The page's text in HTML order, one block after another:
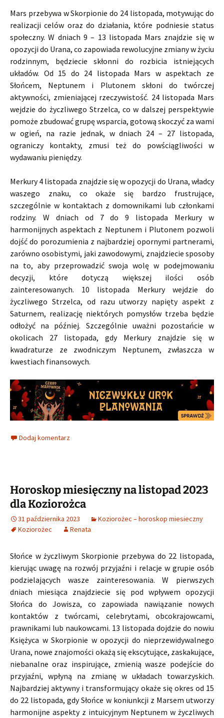
Mars przebywa w Skorpionie do 24 listopada, motywując do
realizacji celów oraz do działania, które podniesie status
społeczny. W dniach 9 – 13 listopada Mars znajdzie się w
opozycji do Urana, co zapowiada rewolucyjne zmiany w życiu
rodzinnym, będziecie skłonni do rozbicia istniejących
układów. Od 15 do 24 listopada Mars w aspektach ze
Słońcem, Neptunem i Plutonem skłoni do twórczej
aktywności, zmieniającej rzeczywistość. 24 listopada Mars
wejdzie do życzliwego Strzelca, co w dalszej perspektywie
pomoże zbudować grupę wsparcia, gotową skoczyć za wami
w ogień, na razie jednak, w dniach 24 – 27 listopada,
ograniczy kontakty, zmusi też do powściągliwości w
wydawaniu pieniędzy.
Merkury 4 listopada znajdzie się w opozycji do Urana, władcy
waszego znaku, co okaże się bardzo frustrujące,
szczególnie w kontaktach z domownikami lub członkami
rodziny. W dniach od 7 do 9 listopada Merkury w
harmonijnych aspektach z Neptunem i Plutonem pozwoli
dojść do porozumienia z najbardziej opornymi partnerami,
zarówno osobistymi, jaki zawodowymi, znajdziecie sposoby
na to, aby przeprowadzić swoja wolę w podejmowaniu
decyzji, które dotyczą większej ilości osób
zainteresowanych. 10 listopada Merkury wejdzie do
życzliwego Strzelca, od razu utworzy napięty aspekt z
Saturnem, realizację niektórych pomysłów trzeba będzie
odłożyć na później. Szczególnie uważni pozostańcie w
okolicach 27 listopada, gdy Merkury znajdzie się w
kwadraturze ze zwodniczym Neptunem, zwłaszcza w
kwestiach finansowych.
Dodaj komentarz
Horoskop miesięczny na listopad 2023
dla Koziorożca
31 października 2023
Koziorożec – horoskop miesieczny
Koziorożec
Renata
Słońce w życzliwym Skorpionie przebywa do 22 listopada,
kierując uwagę na rozwój przyjaźni i relacje w grupie osób
podzielających wasze zainteresowania. W pierwszych
dniach miesiąca znajdziecie się pod wpływem opozycji
Słońca do Jowisza, co zapowiada nawiązanie nowych
kontaktów z twórcami, celebrytami, obcokrajowcami,
prawnikami lub naukowcami. 13 listopada dojdzie do nowiu
Księżyca w Skorpionie w opozycji do nieprzewidywalnego
Urana, nowe znajomości okażą się ekscytujące, zaskakujące,
niebanalne oraz inspirujące, zmienią wasze podejście do
przyjaźni, wpłyną na zmianę w układach towarzyskich.
Najbardziej aktywny i transformujący okaże się okres od 15
do 22 listopada, gdy Słońce w koniunkcji z Marsem utworzy
harmonijne aspekty z intuicyjnym Neptunem w życzliwych